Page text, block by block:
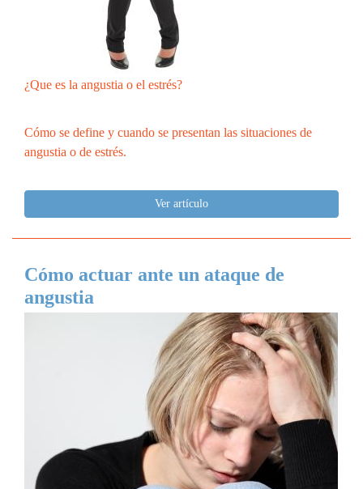
¿Que es la angustia o el estrés?
Cómo se define y cuando se presentan las situaciones de
angustia o de estrés.
Ver artículo
Cómo actuar ante un ataque de
angustia